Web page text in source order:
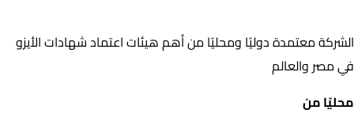
الشركة معتمدة دوليًا ومحليًا من أهم هيئات اعتماد شهادات الأيزو
في مصر والعالم
محليًا من